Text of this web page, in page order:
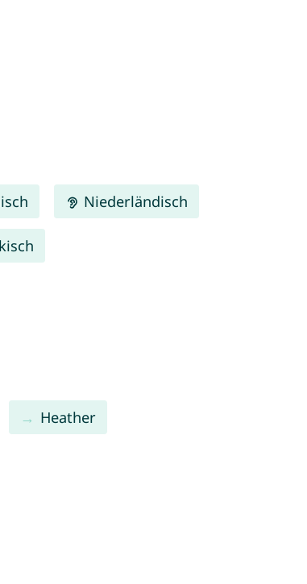
Niederländisch
Heather